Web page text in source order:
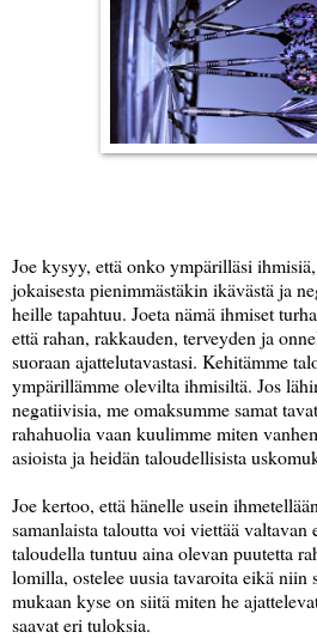
Joe kysyy, että onko ympärilläsi
jokaisesta pienimmästäkin ikävästä ja
heille tapahtuu. Joeta nämä ihmiset
että rahan, rakkauden, terveyden ja
suoraan ajattelutavastasi. Kehitämme
ympärillämme olevilta ihmisiltä. Jos
negatiivisia, me omaksumme samat
rahahuolia vaan kuulimme miten
asioista ja heidän taloudellisista
Joe kertoo, että hänelle usein
samanlaista taloutta voi viettää valtavan
taloudella tuntuu aina olevan puutetta
lomilla, ostelee uusia tavaroita eikä niin
mukaan kyse on siitä miten he
saavat eri tuloksia.